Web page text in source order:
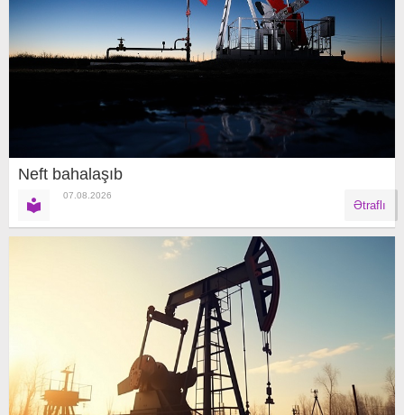
Neft bahalaşıb
07.08.2026
Ətraflı